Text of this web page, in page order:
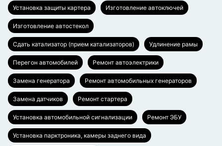
Установка защиты картера Изготовление автоключей
Изготовление автостекол
Сдать катализатор (прием катализаторов) Удлинение рамы
Перегон автомобилей Ремонт автоэлектрики
Замена генератора Ремонт автомобильных генераторов
Замена датчиков Ремонт стартера
Установка автомобильной сигнализации Ремонт ЭБУ
Установка парктроника, камеры заднего вида